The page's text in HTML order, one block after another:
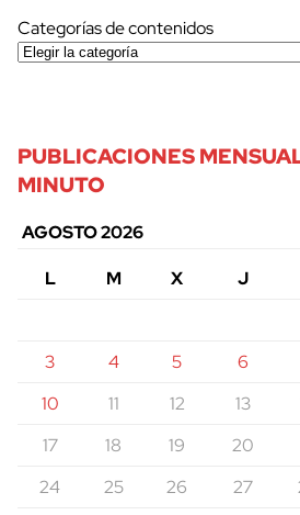
Categorías de contenidos
PUBLICACIONES
MINUTO
AGOSTO 2026
L
M X J
3
4 5 6
10
11 12 13
17
18 19 20
24
25 26 27